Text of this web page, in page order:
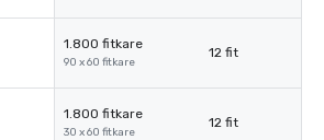
1.800 fitkare
90 x 60 fitkare
12 fit
1.800 fitkare
30 x 60 fitkare
12 fit